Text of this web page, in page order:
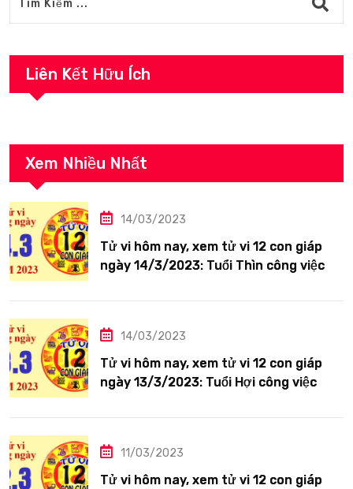
Liên Kết Hữu Ích
Xem Nhiều Nhất
14/03/2023
Tử vi hôm nay, xem tử vi 12 con giáp
ngày 14/3/2023: Tuổi Thìn công việc
14/03/2023
Tử vi hôm nay, xem tử vi 12 con giáp
ngày 13/3/2023: Tuổi Hợi công việc
11/03/2023
Tử vi hôm nay, xem tử vi 12 con giáp